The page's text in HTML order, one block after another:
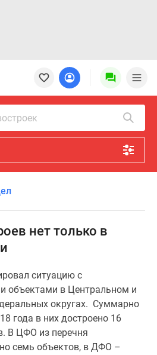
нет только в
ситуацию с
в Центральном и
округах. Суммарно
года в них достроено 16
В ЦФО из перечня
семь объектов, в ДФО –